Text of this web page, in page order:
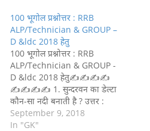
100 भूगोल प्रश्नोत्तर : RRB
ALP/Technician & GROUP –
D &ldc 2018 हेतु
100 भूगोल प्रश्नोत्तर : RRB
ALP/Technician & GROUP -
D &ldc 2018 हेतु✍✍✍✍
✍✍✍✍ 1. सुन्दरवन का डेल्टा
कौन-सा नदी बनाती है ? उत्तर :
गंगा 2. भारत में रेलमागोॅ का सबसे
बडा जाल किस राज्य में पाया जाता
September 9, 2018
In "GK"